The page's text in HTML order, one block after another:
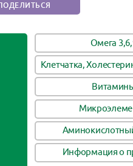
Омега
Клетчатка,
Информация о